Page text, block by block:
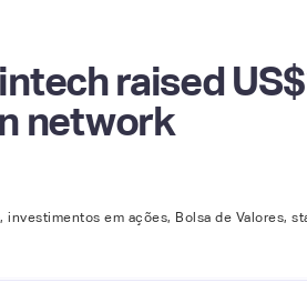
raised
network
em ações, Bolsa de Valores,